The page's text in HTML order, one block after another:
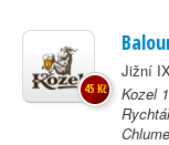
Jižní
Kozel
45 Kč